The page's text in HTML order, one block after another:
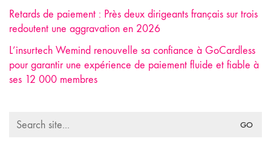
Retards de paiement : Près deux dirigeants français sur trois
redoutent une aggravation en 2026
L’insurtech Wemind renouvelle sa confiance à GoCardless
pour garantir une expérience de paiement fluide et fiable à
ses 12 000 membres
Search